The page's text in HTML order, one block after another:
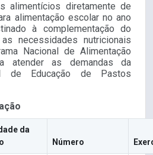
alimentícios diretamente de
alimentação escolar no ano
à complementação do
necessidades nutricionais
Nacional de Alimentação
atender as demandas da
de Educação de Pastos
da
Número